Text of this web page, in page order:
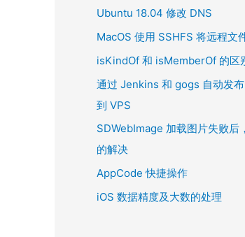
Ubuntu 18.04 修改 DNS
MacOS 使用 SSHFS 将远程文
isKindOf 和 isMemberOf 的区
通过 Jenkins 和 gogs 自动发
到 VPS
SDWebImage 加载图片失败后
的解决
AppCode 快捷操作
iOS 数据精度及大数的处理